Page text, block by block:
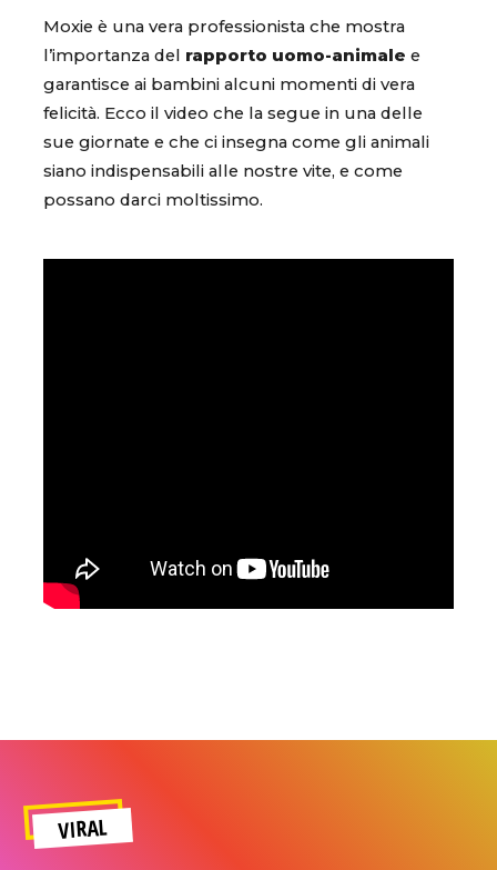
Moxie è una vera professionista che mostra
l’importanza del rapporto uomo-animale e
garantisce ai bambini alcuni momenti di vera
felicità. Ecco il video che la segue in una delle
sue giornate e che ci insegna come gli animali
siano indispensabili alle nostre vite, e come
possano darci moltissimo.
VIRAL